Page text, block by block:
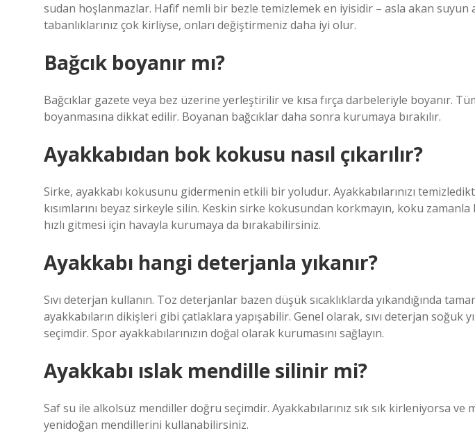
sudan hoşlanmazlar. Hafif nemli bir bezle temizlemek en iyisidir – asla akan suyun
tabanlıklarınız çok kirliyse, onları değiştirmeniz daha iyi olur.
Bağcık boyanır mı?
Bağcıklar gazete veya bez üzerine yerleştirilir ve kısa fırça darbeleriyle boyanır.
boyanmasına dikkat edilir. Boyanan bağcıklar daha sonra kurumaya bırakılır.
Ayakkabıdan bok kokusu nasıl çıkarılır?
Sirke, ayakkabı kokusunu gidermenin etkili bir yoludur. Ayakkabılarınızı
kısımlarını beyaz sirkeyle silin. Keskin sirke kokusundan korkmayın, koku zamanla
hızlı gitmesi için havayla kurumaya da bırakabilirsiniz.
Ayakkabı hangi deterjanla yıkanır?
Sıvı deterjan kullanın. Toz deterjanlar bazen düşük sıcaklıklarda yıkandığında
ayakkabıların dikişleri gibi çatlaklara yapışabilir. Genel olarak, sıvı deterjan soğuk
seçimdir. Spor ayakkabılarınızın doğal olarak kurumasını sağlayın.
Ayakkabı ıslak mendille silinir mi?
Saf su ile alkolsüz mendiller doğru seçimdir. Ayakkabılarınız sık sık kirleniyorsa ve
yenidoğan mendillerini kullanabilirsiniz.